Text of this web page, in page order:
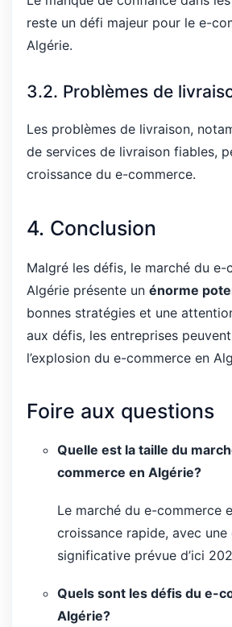
reste un défi majeur pour le e-
Algérie.
3.2. Problèmes de
Les problèmes de livraison,
de services de livraison fiables,
croissance du e-commerce.
4. Conclusion
Malgré les défis, le marché du e-
Algérie présente un énorme
bonnes stratégies et une
aux défis, les entreprises
l’explosion du e-commerce en
Foire aux questions
Quelle est la taille du
commerce en Algérie?
Le marché du e-commerce
croissance rapide, avec une
significative prévue d’ici
Quels sont les défis du e-
Algérie?